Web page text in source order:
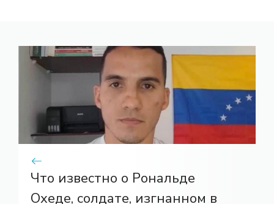
Что известно о Рональде
Охеде, солдате, изгнанном в